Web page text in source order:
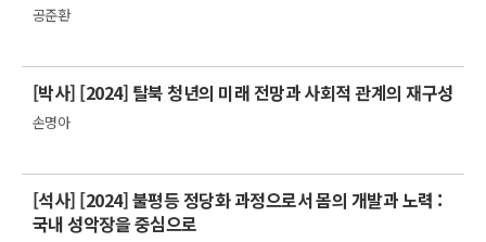
공준환
[박사] [2024] 탈북 청년의 미래 전망과 사회적 관계의 재구성
손명아
[석사] [2024] 불평등 정당화 과정으로서 몸의 개발과 노력 :
국내 성악장을 중심으로